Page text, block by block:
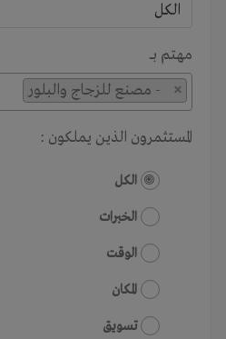
الكل
مهتم بـــ
×
- مصنع للزجاج والبلور
المستثمرون الذين يملكون :
الكل
الخبرات
الوقت
المكان
تسويق